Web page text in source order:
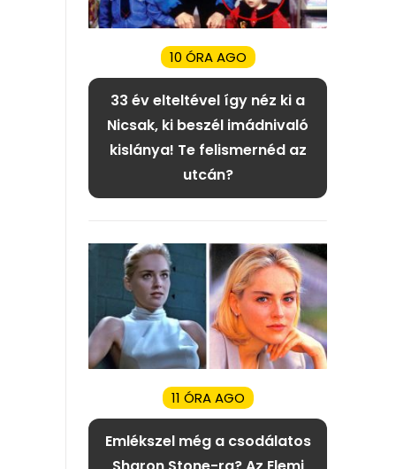
10 ÓRA AGO
33 év elteltével így néz ki a
Nicsak, ki beszél imádnivaló
kislánya! Te felismernéd az
utcán?
11 ÓRA AGO
Emlékszel még a csodálatos